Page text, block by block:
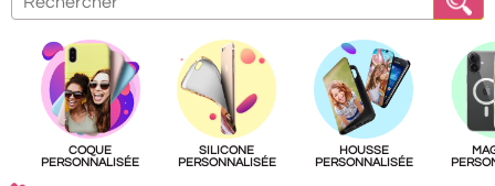
COQUE
PERSONNALISÉE
SILICONE
PERSONNALISÉE
HOUSSE
PERSONNALISÉE